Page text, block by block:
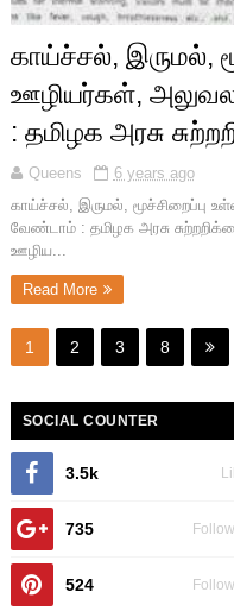
காய்ச்சல், இருமல்,
ஊழியர்கள்,
: தமிழக அரசு
Queens
6 years ago
காய்ச்சல், இருமல், மூச்சிறைப்பு
வேண்டாம் : தமிழக அரசு
ஊழிய...
Read More
1 2 3 8
SOCIAL COUNTER
3.5k
735
524